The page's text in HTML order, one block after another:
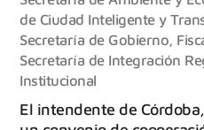
de Ciudad Inteligente y
Secretaría de Gobierno,
Secretaría de Integración
Institucional
El intendente de